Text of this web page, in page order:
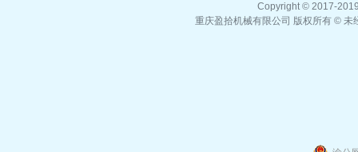
Copyright © 2017-
重庆盈拾机械有限公司 版权所有 ©